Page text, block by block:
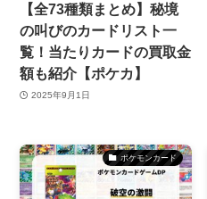
【全73種類まとめ】秘境
の叫びのカードリスト一
覧！当たりカードの買取金
額も紹介【ポケカ】
2025年9月1日
ポケモンカード